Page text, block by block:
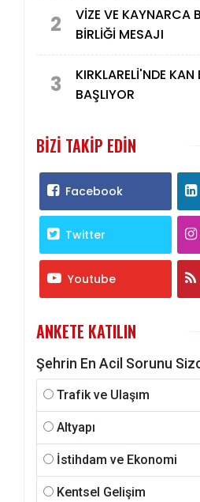
2
VİZE VE KAYNARCA
BİRLİĞİ MESAJI
3
KIRKLARELİ'NDE
BAŞLIYOR
BIZI TAKIP EDIN
Facebook
Twitter
Youtube
ANKETE KATILIN
Şehrin En Acil Sorunu
Trafik ve Ulaşım
Altyapı
İstihdam ve Ekonomi
Kentsel Gelişim